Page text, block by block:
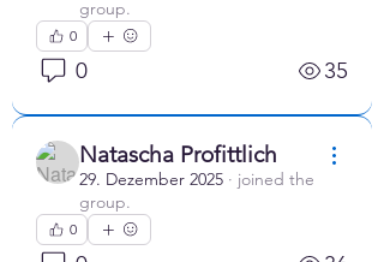
group.
0
0 35
Natascha Profittlich
29. Dezember 2025 · joined the
group.
0